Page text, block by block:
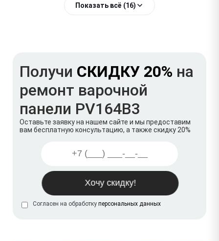
Показать всё (16)
Получи СКИДКУ 20% на
ремонт варочной
панели PV164B3
Оставьте заявку на нашем сайте и мы предоставим
вам бесплатную консультацию, а также скидку 20%
Согласен на обработку персональных данных